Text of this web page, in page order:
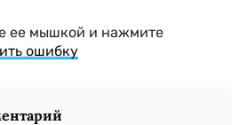
ее мышкой и нажмите
ошибку